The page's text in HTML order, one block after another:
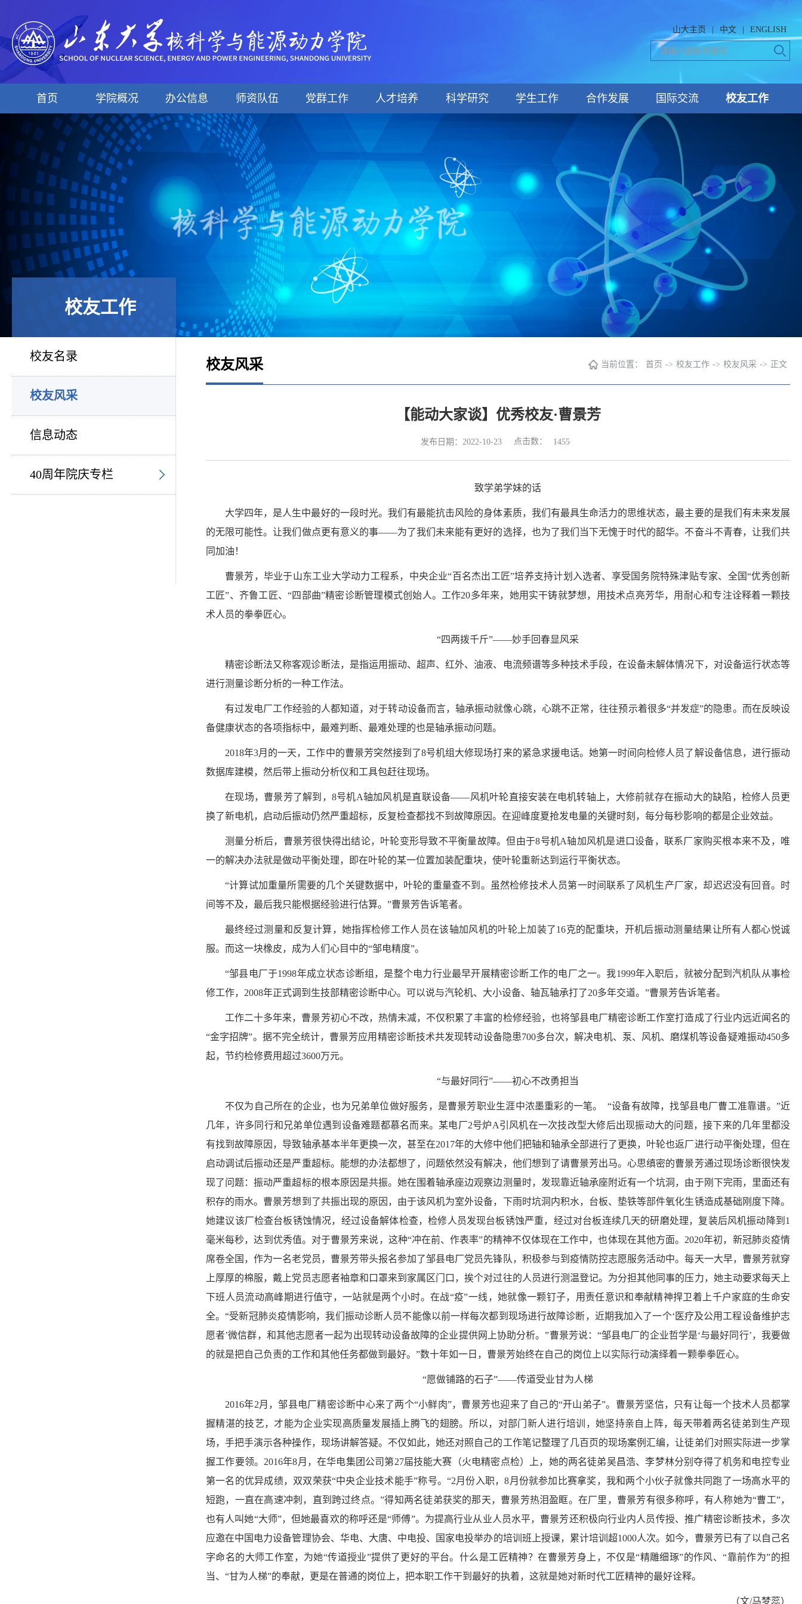
山大主页 中文 ENGLISH
首页 学院概况 办公信息 师资队伍 党群工作 人才培养 科学研究 学生工作 合作发展 国际交流 校友工作
校友工作
校友名录
校友风采
信息动态
40周年院庆专栏
校友风采 当前位置： 首页 -> 校友工作 -> 校友风采 -> 正文
【能动大家谈】优秀校友·曹景芳
发布日期：2022-10-23 点击数： 1455
致学弟学妹的话
大学四年，是人生中最好的一段时光。我们有最能抗击风险的身体素质，我们有最具生命活力的思维状态，最主要的是我们有未来发展
的无限可能性。让我们做点更有意义的事——为了我们未来能有更好的选择，也为了我们当下无愧于时代的韶华。不奋斗不青春，让我们共
同加油！
曹景芳，毕业于山东工业大学动力工程系，中央企业“百名杰出工匠”培养支持计划入选者、享受国务院特殊津贴专家、全国“优秀创新
工匠”、齐鲁工匠、“四部曲”精密诊断管理模式创始人。工作20多年来，她用实干铸就梦想，用技术点亮芳华，用耐心和专注诠释着一颗技
术人员的拳拳匠心。
“四两拨千斤”——妙手回春显风采
精密诊断法又称客观诊断法，是指运用振动、超声、红外、油液、电流频谱等多种技术手段，在设备未解体情况下，对设备运行状态等
进行测量诊断分析的一种工作法。
有过发电厂工作经验的人都知道，对于转动设备而言，轴承振动就像心跳，心跳不正常，往往预示着很多“并发症”的隐患。而在反映设
备健康状态的各项指标中，最难判断、最难处理的也是轴承振动问题。
2018年3月的一天，工作中的曹景芳突然接到了8号机组大修现场打来的紧急求援电话。她第一时间向检修人员了解设备信息，进行振动
数据库建模，然后带上振动分析仪和工具包赶往现场。
在现场，曹景芳了解到， 8号机A轴加风机是直联设备——风机叶轮直接安装在电机转轴上，大修前就存在振动大的缺陷，检修人员更
换了新电机，启动后振动仍然严重超标，反复检查都找不到故障原因。在迎峰度夏抢发电量的关键时刻，每分每秒影响的都是企业效益。
测量分析后，曹景芳很快得出结论，叶轮变形导致不平衡量故障。但由于8号机A轴加风机是进口设备，联系厂家购买根本来不及，唯
一的解决办法就是做动平衡处理，即在叶轮的某一位置加装配重块，使叶轮重新达到运行平衡状态。
“计算试加重量所需要的几个关键数据中，叶轮的重量查不到。虽然检修技术人员第一时间联系了风机生产厂家，却迟迟没有回音。时
间等不及，最后我只能根据经验进行估算。”曹景芳告诉笔者。
最终经过测量和反复计算，她指挥检修工作人员在该轴加风机的叶轮上加装了16克的配重块，开机后振动测量结果让所有人都心悦诚
服。而这一块橡皮，成为人们心目中的“邹电精度”。
“邹县电厂于1998年成立状态诊断组，是整个电力行业最早开展精密诊断工作的电厂之一。我1999年入职后，就被分配到汽机队从事检
修工作，2008年正式调到生技部精密诊断中心。可以说与汽轮机、大小设备、轴瓦轴承打了20多年交道。”曹景芳告诉笔者。
工作二十多年来，曹景芳初心不改，热情未减，不仅积累了丰富的检修经验，也将邹县电厂精密诊断工作室打造成了行业内远近闻名的
“金字招牌”。据不完全统计，曹景芳应用精密诊断技术共发现转动设备隐患700多台次，解决电机、泵、风机、磨煤机等设备疑难振动450多
起，节约检修费用超过3600万元。
“与最好同行”——初心不改勇担当
不仅为自己所在的企业，也为兄弟单位做好服务，是曹景芳职业生涯中浓墨重彩的一笔。
“设备有故障，找邹县电厂曹工准靠谱。”近
几年，许多同行和兄弟单位遇到设备难题都慕名而来。某电厂2号炉A引风机在一次技改型大修后出现振动大的问题，接下来的几年里都没
有找到故障原因，导致轴承基本半年更换一次，甚至在2017年的大修中他们把轴和轴承全部进行了更换，叶轮也返厂进行动平衡处理，但在
启动调试后振动还是严重超标。能想的办法都想了，问题依然没有解决，他们想到了请曹景芳出马。心思缜密的曹景芳通过现场诊断很快发
现了问题：振动严重超标的根本原因是共振。她在围着轴承座边观察边测量时，发现靠近轴承座附近有一个坑洞，由于刚下完雨，里面还有
积存的雨水。曹景芳想到了共振出现的原因，由于该风机为室外设备，下雨时坑洞内积水，台板、垫铁等部件氧化生锈造成基础刚度下降。
她建议该厂检查台板锈蚀情况，经过设备解体检查，检修人员发现台板锈蚀严重，经过对台板连续几天的研磨处理，复装后风机振动降到1
毫米每秒，达到优秀值。对于曹景芳来说，这种“冲在前、作表率”的精神不仅体现在工作中，也体现在其他方面。2020年初，新冠肺炎疫情
席卷全国，作为一名老党员，曹景芳带头报名参加了邹县电厂党员先锋队，积极参与到疫情防控志愿服务活动中。每天一大早，曹景芳就穿
上厚厚的棉服，戴上党员志愿者袖章和口罩来到家属区门口，挨个对过往的人员进行测温登记。为分担其他同事的压力，她主动要求每天上
下班人员流动高峰期进行值守，一站就是两个小时。在战“疫”一线，她就像一颗钉子，用责任意识和奉献精神捍卫着上千户家庭的生命安
全。“受新冠肺炎疫情影响，我们振动诊断人员不能像以前一样每次都到现场进行故障诊断，近期我加入了一个‘医疗及公用工程设备维护志
愿者’微信群，和其他志愿者一起为出现转动设备故障的企业提供网上协助分析。”曹景芳说：“邹县电厂的企业哲学是‘与最好同行’，我要做
的就是把自己负责的工作和其他任务都做到最好。”数十年如一日，曹景芳始终在自己的岗位上以实际行动演绎着一颗拳拳匠心。
“愿做铺路的石子”——传道受业甘为人梯
2016年2月，邹县电厂精密诊断中心来了两个“小鲜肉”，曹景芳也迎来了自己的“开山弟子”。曹景芳坚信，只有让每一个技术人员都掌
握精湛的技艺，才能为企业实现高质量发展插上腾飞的翅膀。所以，对部门新人进行培训，她坚持亲自上阵，每天带着两名徒弟到生产现
场，手把手演示各种操作，现场讲解答疑。不仅如此，她还对照自己的工作笔记整理了几百页的现场案例汇编，让徒弟们对照实际进一步掌
握工作要领。2016年8月，在华电集团公司第27届技能大赛（火电精密点检）上，她的两名徒弟吴昌浩、李梦林分别夺得了机务和电控专业
第一名的优异成绩，双双荣获“中央企业技术能手”称号。“2月份入职，8月份就参加比赛拿奖，我和两个小伙子就像共同跑了一场高水平的
短跑，一直在高速冲刺，直到跨过终点。”得知两名徒弟获奖的那天，曹景芳热泪盈眶。在厂里，曹景芳有很多称呼，有人称她为“曹工”，
也有人叫她“大师”，但她最喜欢的称呼还是“师傅”。为提高行业从业人员水平，曹景芳还积极向行业内人员传授、推广精密诊断技术，多次
应邀在中国电力设备管理协会、华电、大唐、中电投、国家电投举办的培训班上授课，累计培训超1000人次。如今，曹景芳已有了以自己名
字命名的大师工作室，为她“传道授业”提供了更好的平台。什么是工匠精神？在曹景芳身上，不仅是“精雕细琢”的作风、“靠前作为”的担
当、“甘为人梯”的奉献，更是在普通的岗位上，把本职工作干到最好的执着，这就是她对新时代工匠精神的最好诠释。
（文/马梦蕊）